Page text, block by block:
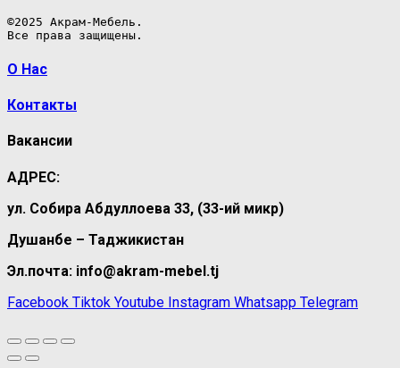
©2025 Акрам-Мебель.
Все права защищены.
О Нас
Контакты
Вакансии
АДРЕС:
ул. Собира Абдуллоева 33, (33-ий микр)
Душанбе – Таджикистан
Эл.почта: info@akram-mebel.tj
Facebook Tiktok Youtube Instagram Whatsapp Telegram